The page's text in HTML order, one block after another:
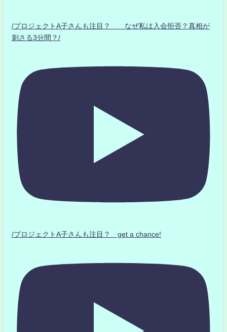
/プロジェクトA子さんも注目？ なぜ私は入会拒否？真相が
刺さる3分間？/
/プロジェクトA子さんも注目？ get a chance!